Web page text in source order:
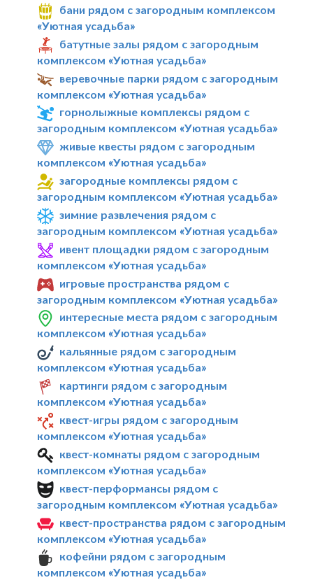
бани рядом с загородным комплексом
«Уютная усадьба»
батутные залы рядом с загородным
комплексом «Уютная усадьба»
веревочные парки рядом с загородным
комплексом «Уютная усадьба»
горнолыжные комплексы рядом с
загородным комплексом «Уютная усадьба»
живые квесты рядом с загородным
комплексом «Уютная усадьба»
загородные комплексы рядом с
загородным комплексом «Уютная усадьба»
зимние развлечения рядом с
загородным комплексом «Уютная усадьба»
ивент площадки рядом с загородным
комплексом «Уютная усадьба»
игровые пространства рядом с
загородным комплексом «Уютная усадьба»
интересные места рядом с загородным
комплексом «Уютная усадьба»
кальянные рядом с загородным
комплексом «Уютная усадьба»
картинги рядом с загородным
комплексом «Уютная усадьба»
квест-игры рядом с загородным
комплексом «Уютная усадьба»
квест-комнаты рядом с загородным
комплексом «Уютная усадьба»
квест-перформансы рядом с
загородным комплексом «Уютная усадьба»
квест-пространства рядом с загородным
комплексом «Уютная усадьба»
кофейни рядом с загородным
комплексом «Уютная усадьба»